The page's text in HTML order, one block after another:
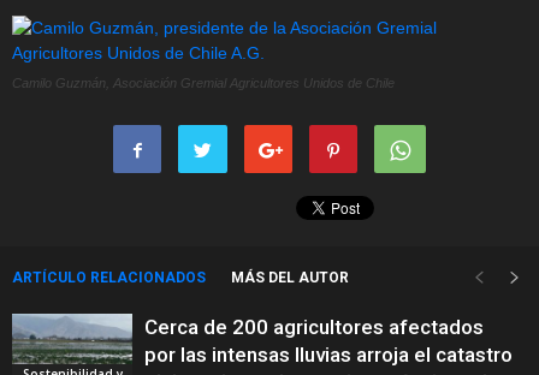
Camilo Guzmán, Asociación Gremial Agricultores Unidos de Chile
ARTÍCULO RELACIONADOS MÁS DEL AUTOR
Cerca de 200 agricultores afectados
por las intensas lluvias arroja el catastro